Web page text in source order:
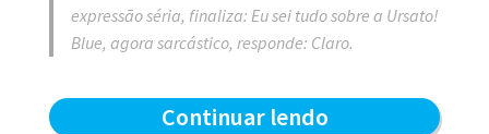
expressão séria, finaliza: Eu sei tudo sobre a Ursato!
Blue, agora sarcástico, responde: Claro.
Continuar lendoUrsato